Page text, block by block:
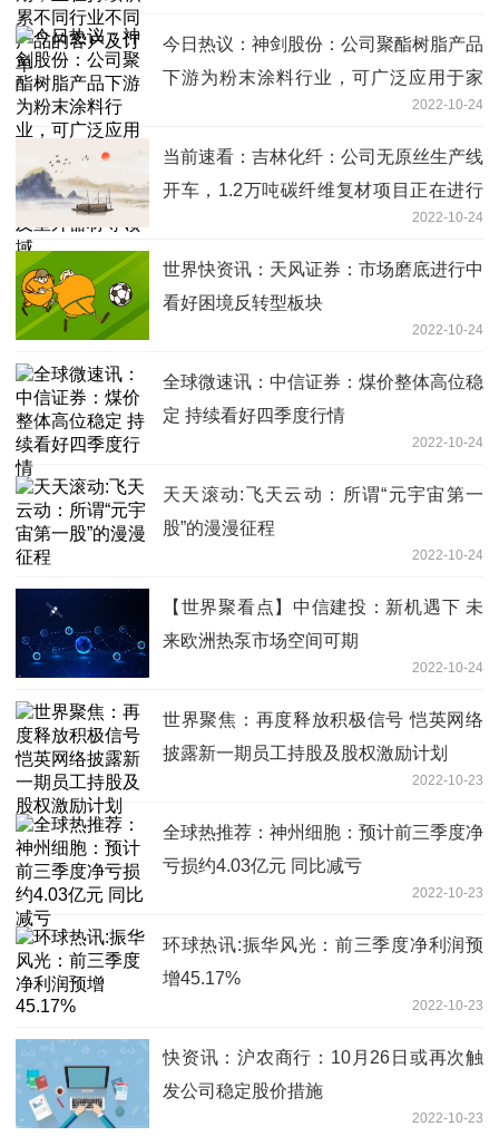
今日热议：神剑股份：公司聚酯树脂产品
下游为粉末涂料行业，可广泛应用于家
电、建材、汽车、农机、5G基站、医疗
机械及室外器材等领域
2022-10-24
当前速看：吉林化纤：公司无原丝生产线
开车，1.2万吨碳纤维复材项目正在进行
2022-10-24
世界快资讯：天风证券：市场磨底进行中
看好困境反转型板块
2022-10-24
全球微速讯：中信证券：煤价整体高位稳
定 持续看好四季度行情
2022-10-24
天天滚动:飞天云动：所谓“元宇宙第一
股”的漫漫征程
2022-10-24
【世界聚看点】中信建投：新机遇下 未
来欧洲热泵市场空间可期
2022-10-24
世界聚焦：再度释放积极信号 恺英网络
披露新一期员工持股及股权激励计划
2022-10-23
全球热推荐：神州细胞：预计前三季度净
亏损约4.03亿元 同比减亏
2022-10-23
环球热讯:振华风光：前三季度净利润预
增45.17%
2022-10-23
快资讯：沪农商行：10月26日或再次触
发公司稳定股价措施
2022-10-23